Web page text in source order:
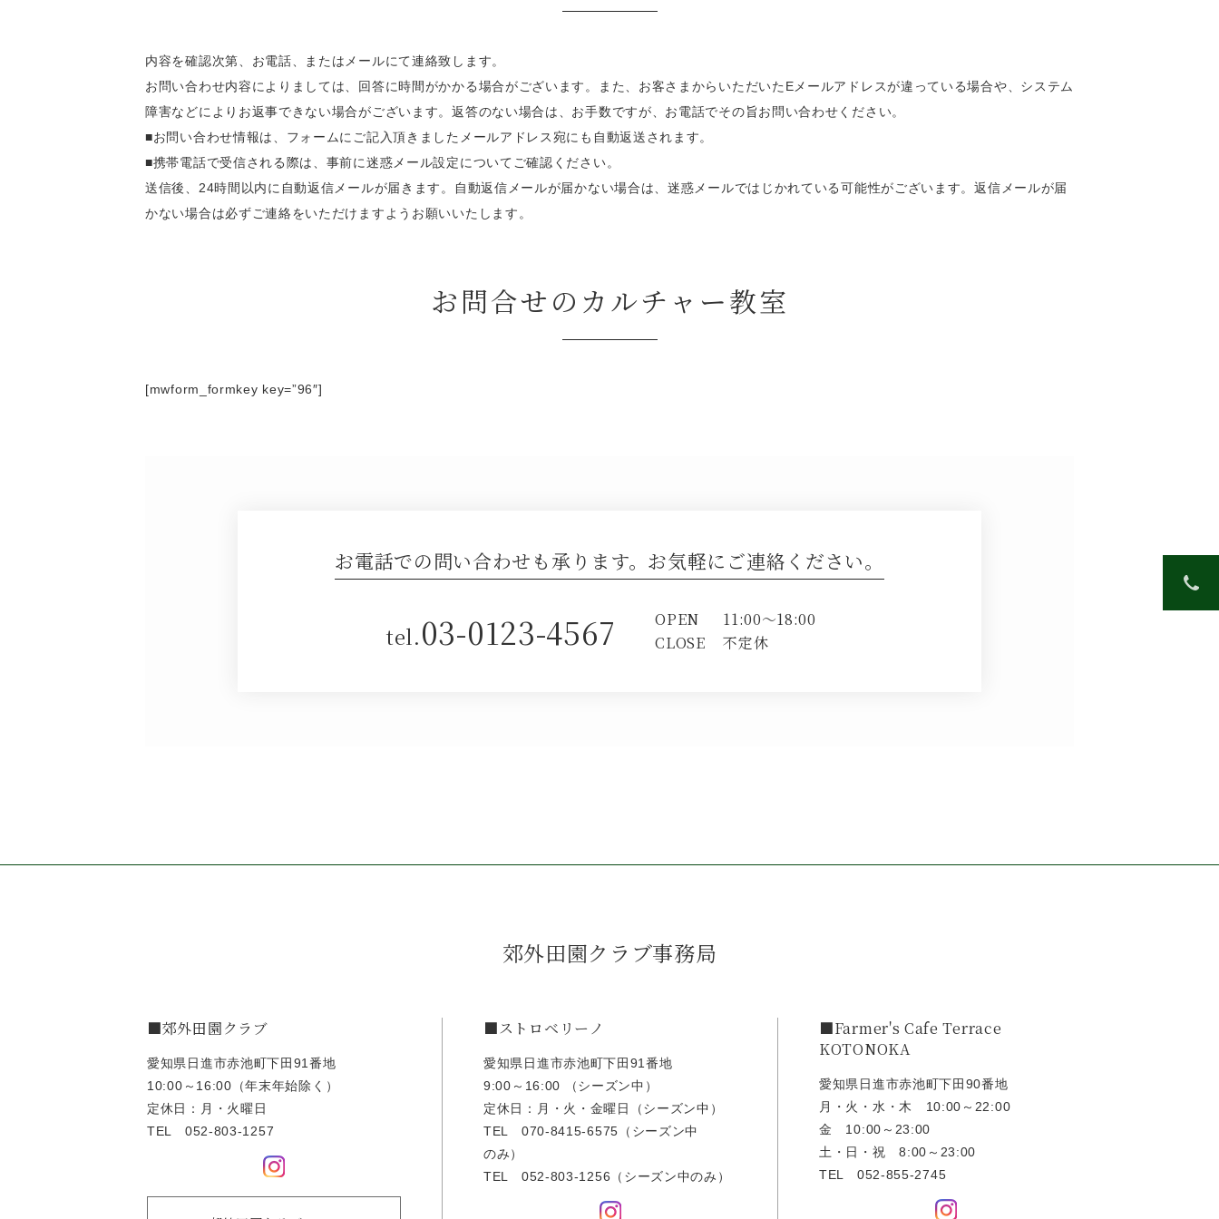
内容を確認次第、お電話、またはメールにて連絡致します。
お問い合わせ内容によりましては、回答に時間がかかる場合がございます。また、お客さまからいただいたEメールアドレスが違っている場合や、システム
障害などによりお返事できない場合がございます。返答のない場合は、お手数ですが、お電話でその旨お問い合わせください。
■お問い合わせ情報は、フォームにご記入頂きましたメールアドレス宛にも自動返送されます。
■携帯電話で受信される際は、事前に迷惑メール設定についてご確認ください。
送信後、24時間以内に自動返信メールが届きます。自動返信メールが届かない場合は、迷惑メールではじかれている可能性がございます。返信メールが届
かない場合は必ずご連絡をいただけますようお願いいたします。
お問合せのカルチャー教室
[mwform_formkey key=”96″]
お電話での問い合わせも承ります。お気軽にご連絡ください。
tel.03-0123-4567 OPEN
11:00～18:00
CLOSE
不定休
郊外田園クラブ事務局
■郊外田園クラブ
愛知県日進市赤池町下田91番地
10:00～16:00（年末年始除く）
定休日：月・火曜日
TEL 052-803-1257
■ストロベリーノ
愛知県日進市赤池町下田91番地
9:00～16:00 （シーズン中）
定休日：月・火・金曜日（シーズン中）
TEL 070-8415-6575 （シーズン中
のみ）
TEL 052-803-1256 （シーズン中のみ）
■Farmer's Cafe Terrace
KOTONOKA
愛知県日進市赤池町下田90番地
月・火・水・木 10:00～22:00
金 10:00～23:00
土・日・祝 8:00～23:00
TEL 052-855-2745